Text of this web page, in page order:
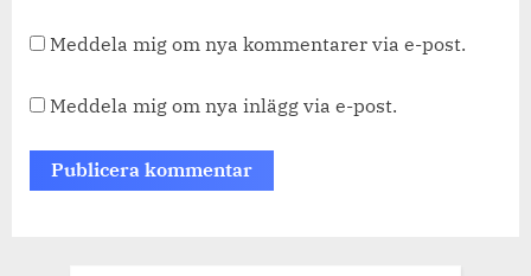
Meddela mig om nya kommentarer via e-post.
Meddela mig om nya inlägg via e-post.